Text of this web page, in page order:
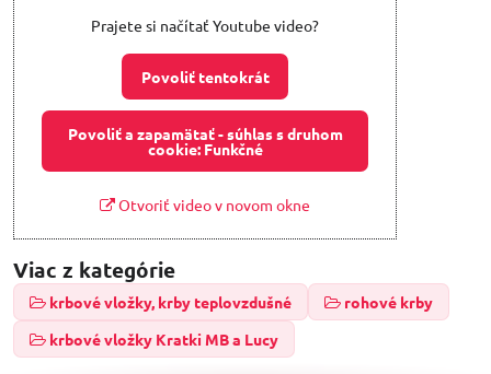
Prajete si načítať Youtube video?
Povoliť tentokrát
Povoliť a zapamätať - súhlas s druhom
cookie: Funkčné
Otvoriť video v novom okne
Viac z kategórie
krbové vložky, krby teplovzdušné
rohové krby
krbové vložky Kratki MB a Lucy